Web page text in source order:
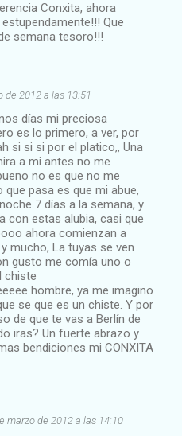
Conxita, ahora
Que
semana tesoro!!!
de 2012 a las 13:51
días mi preciosa
es lo primero, a ver, por
si si si por el platico,, Una
a mi antes no me
no es que no me
pasa es que mi abue,
7 días a la semana, y
con estas alubia, casi que
ahora comienzan a
mucho, La tuyas se ven
gusto me comía uno o
chiste
hombre, ya me imagino
se que es un chiste. Y por
de que te vas a Berlín de
iras? Un fuerte abrazo y
bendiciones mi CONXITA
marzo de 2012 a las 14:10